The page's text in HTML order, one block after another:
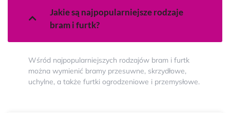
Jakie są najpopularniejsze rodzaje
bram i furtk?
Wśród najpopularniejszych rodzajów bram i furtk
można wymienić bramy przesuwne, skrzydłowe,
uchylne, a także furtki ogrodzeniowe i przemysłowe.